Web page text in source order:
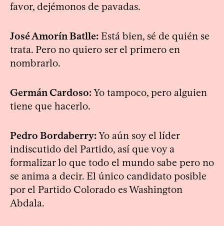
favor, dejémonos de pavadas.
José Amorín Batlle: Está bien, sé de quién se
trata. Pero no quiero ser el primero en
nombrarlo.
Germán Cardoso:Yo tampoco, pero alguien
tiene que hacerlo.
Pedro Bordaberry:Yo aún soy el líder
indiscutido del Partido, así que voy a
formalizar lo que todo el mundo sabe pero no
se anima a decir. El único candidato posible
por el Partido Colorado es Washington
Abdala.